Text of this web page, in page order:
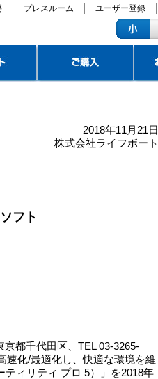
プレスルーム ユーザー登録
2018年11月21日
株式会社ライフボート
フト
都千代田区、TEL 03-3265-
速化/最適化し、快適な環境を維
ィリティ プロ 5）」を2018年